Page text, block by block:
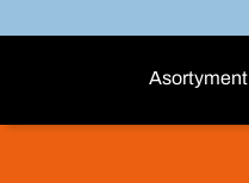
Asortyment